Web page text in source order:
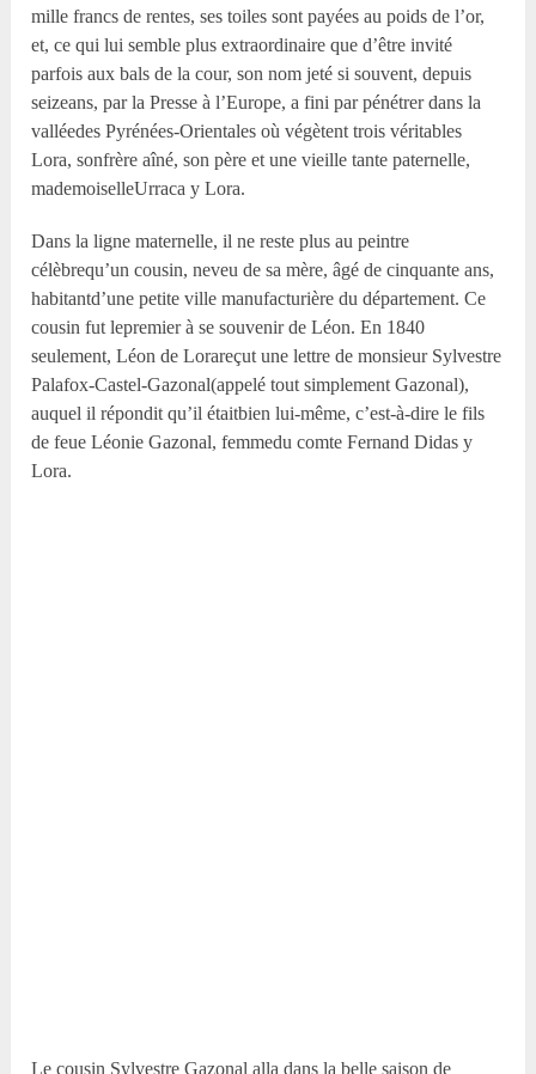
mille francs de rentes, ses toiles sont payées au poids de l’or,
et, ce qui lui semble plus extraordinaire que d’être invité
parfois aux bals de la cour, son nom jeté si souvent, depuis
seizeans, par la Presse à l’Europe, a fini par pénétrer dans la
valléedes Pyrénées-Orientales où végètent trois véritables
Lora, sonfrère aîné, son père et une vieille tante paternelle,
mademoiselleUrraca y Lora.
Dans la ligne maternelle, il ne reste plus au peintre
célèbrequ’un cousin, neveu de sa mère, âgé de cinquante ans,
habitantd’une petite ville manufacturière du département. Ce
cousin fut lepremier à se souvenir de Léon. En 1840
seulement, Léon de Lorareçut une lettre de monsieur Sylvestre
Palafox-Castel-Gazonal(appelé tout simplement Gazonal),
auquel il répondit qu’il étaitbien lui-même, c’est-à-dire le fils
de feue Léonie Gazonal, femmedu comte Fernand Didas y
Lora.
Le cousin Sylvestre Gazonal alla dans la belle saison de